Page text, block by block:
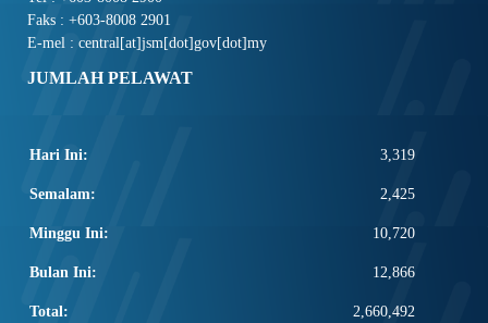
Faks : +603-8008 2901
E-mel : central[at]jsm[dot]gov[dot]my
JUMLAH PELAWAT
Hari Ini: 3,319
Semalam: 2,425
Minggu Ini: 10,720
Bulan Ini: 12,866
Total: 2,660,492